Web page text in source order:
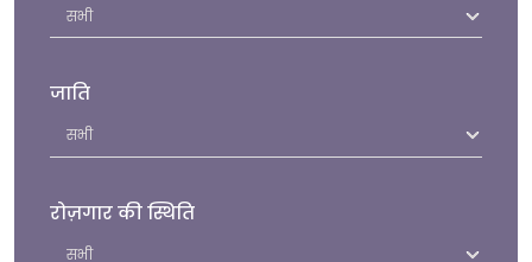
जाति
रोज़गार की स्थिति